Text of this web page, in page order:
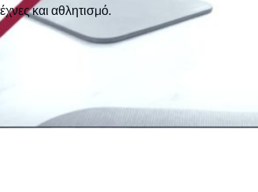
και αθλητισμό.